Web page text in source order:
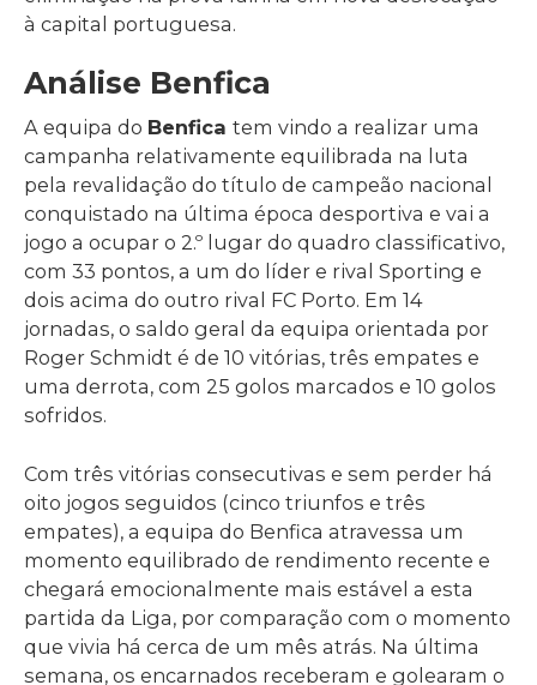
à capital portuguesa.
Análise Benfica
A equipa do Benfica tem vindo a realizar uma
campanha relativamente equilibrada na luta
pela revalidação do título de campeão nacional
conquistado na última época desportiva e vai a
jogo a ocupar o 2.º lugar do quadro classificativo,
com 33 pontos, a um do líder e rival Sporting e
dois acima do outro rival FC Porto. Em 14
jornadas, o saldo geral da equipa orientada por
Roger Schmidt é de 10 vitórias, três empates e
uma derrota, com 25 golos marcados e 10 golos
sofridos.
Com três vitórias consecutivas e sem perder há
oito jogos seguidos (cinco triunfos e três
empates), a equipa do Benfica atravessa um
momento equilibrado de rendimento recente e
chegará emocionalmente mais estável a esta
partida da Liga, por comparação com o momento
que vivia há cerca de um mês atrás. Na última
semana, os encarnados receberam e golearam o